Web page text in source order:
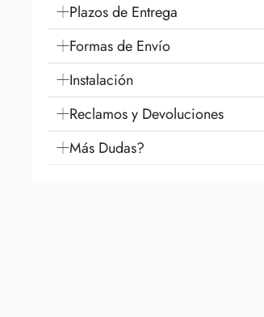
Plazos de Entrega
Formas de Envío
Instalación
Reclamos y Devoluciones
Más Dudas?